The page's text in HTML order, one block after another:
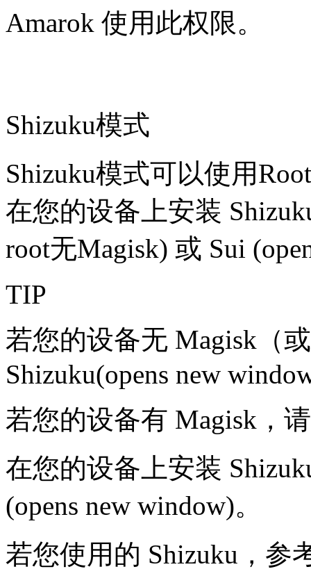
Amarok 使用此权限。
Shizuku模式
Shizuku模式可以使用
在您的设备上安装
root无Magisk) 或 Sui
TIP
若您的设备无 Magisk（
Shizuku(opens new
若您的设备有 Magisk，
在您的设备上安装
(opens new window)。
若您使用的 Shizuku，参